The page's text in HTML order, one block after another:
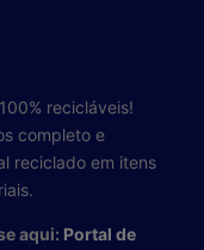
recicláveis!
completo e
reciclado em itens
aqui: Portal de